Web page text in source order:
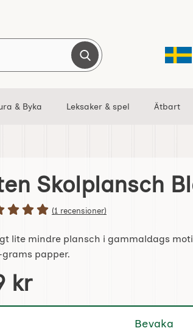
Genomför sökning
& Byka Leksaker & spel Ätbart
Blåklocka som favorit
Skolplansch
Betyg: 5 stjärnor av 5
(1 recensioner)
lite mindre plansch i gammaldags
papper.
denna produkt Liten Skolplansch
kr
Bevaka